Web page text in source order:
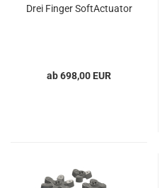
Drei Finger SoftActuator
ab 698,00 EUR